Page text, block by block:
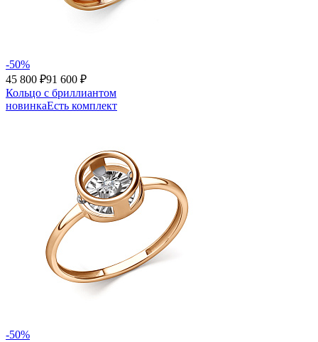
-50%
45 800 ₽91 600 ₽
Кольцо с бриллиантом
новинкаЕсть комплект
-50%